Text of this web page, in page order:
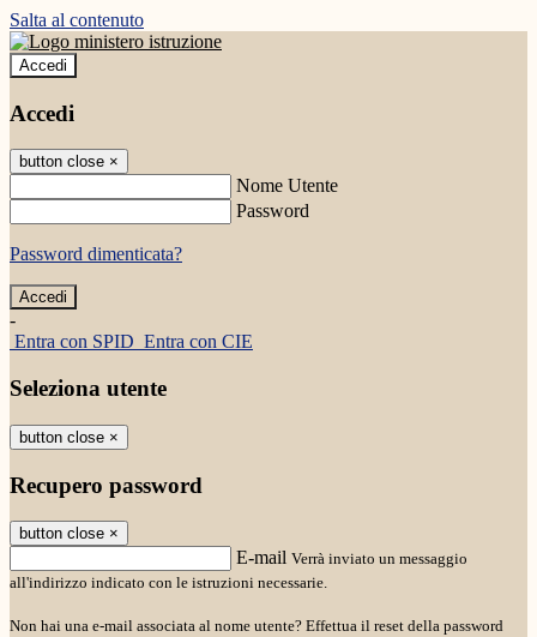
Salta al contenuto
Accedi
Accedi
button close ×
Nome Utente
Password
Password dimenticata?
-
Entra con SPID Entra con CIE
Seleziona utente
button close ×
Recupero password
button close ×
E-mail Verrà inviato un messaggio
all'indirizzo indicato con le istruzioni necessarie.
Non hai una e-mail associata al nome utente? Effettua il reset della password